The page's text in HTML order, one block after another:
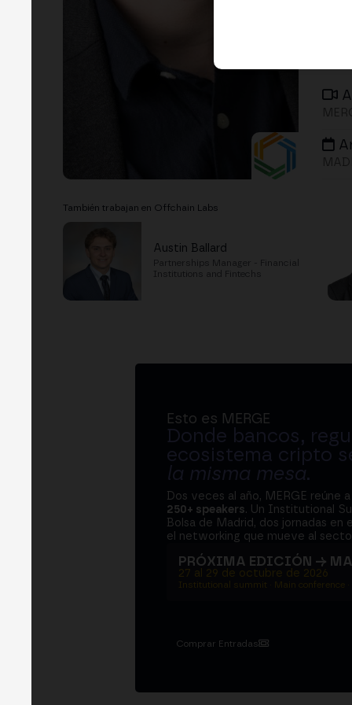
También trabajan en Offchain Labs
Austin Ballard
Partnerships Manager - Financial
Institutions and Fintechs
Esto es MERGE
Donde bancos,
ecosistema cripto
la misma mesa.
Dos veces al año, MERGE reúne
250+ speakers. Un Institutional
Bolsa de Madrid, dos jornadas en
el networking que mueve al
PRÓXIMA EDICIÓN →
27 al 29 de octubre de 2026
Institutional summit · Main conference
Comprar Entradas